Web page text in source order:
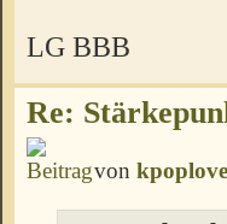
LG BBB
Re:
von